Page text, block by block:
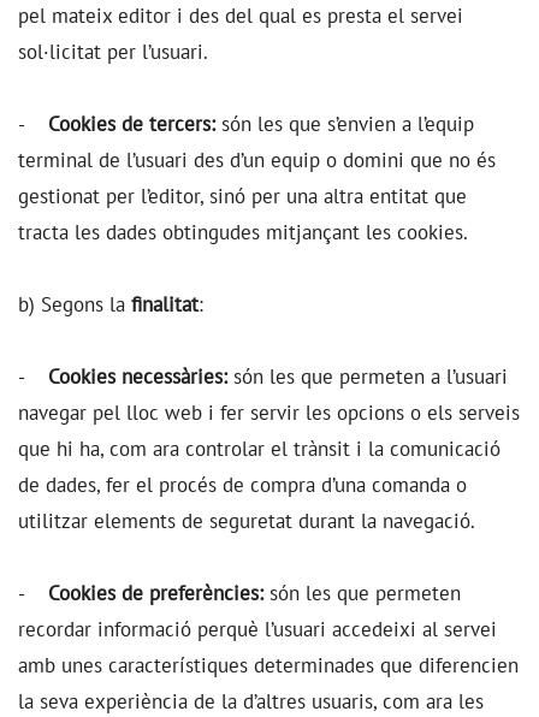
pel mateix editor i des del qual es presta el servei
sol·licitat per l’usuari.
- Cookies de tercers:són les que s’envien a l’equip
terminal de l’usuari des d’un equip o domini que no és
gestionat per l’editor, sinó per una altra entitat que
tracta les dades obtingudes mitjançant les cookies.
b) Segons la finalitat:
- Cookies necessàries:són les que permeten a l’usuari
navegar pel lloc web i fer servir les opcions o els serveis
que hi ha, com ara controlar el trànsit i la comunicació
de dades, fer el procés de compra d’una comanda o
utilitzar elements de seguretat durant la navegació.
- Cookies de preferències:són les que permeten
recordar informació perquè l’usuari accedeixi al servei
amb unes característiques determinades que diferencien
la seva experiència de la d’altres usuaris, com ara les